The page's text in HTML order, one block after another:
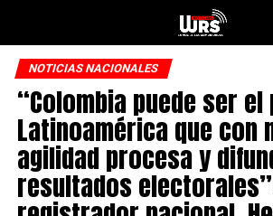
NOTICIAS NACIONALES
“Colombia puede ser
Latinoamérica que con
agilidad procesa y
resultados